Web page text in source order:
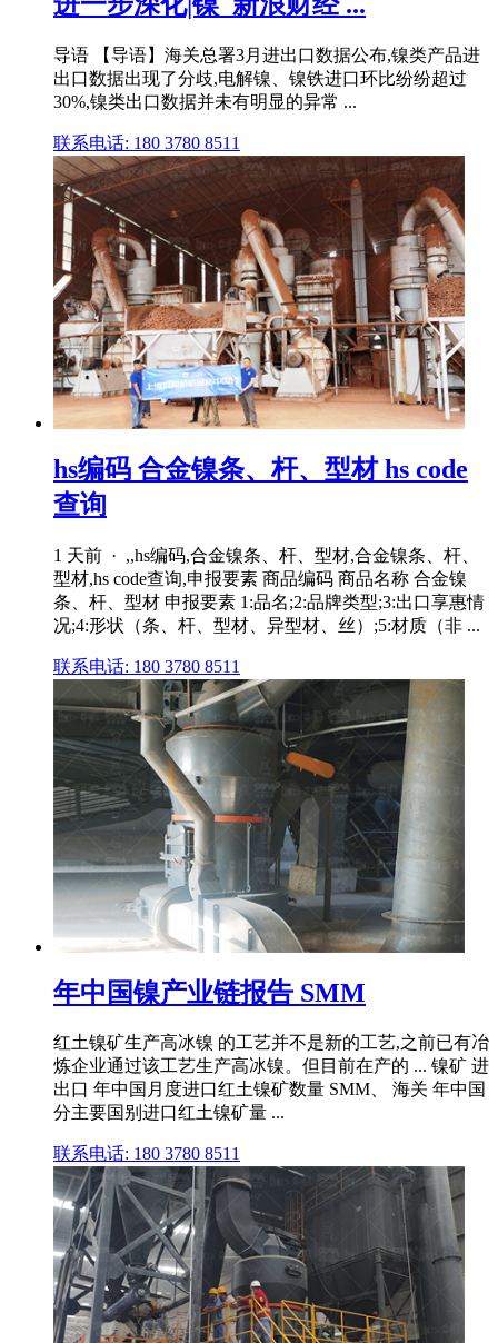
导语 【导语】海关总署3月进出口数据公布,镍类产品进
出口数据出现了分歧,电解镍、镍铁进口环比纷纷超过
30%,镍类出口数据并未有明显的异常 ...
联系电话: 180 3780 8511
hs编码 合金镍条、杆、型材 hs code
查询
1 天前 · ,,hs编码,合金镍条、杆、型材,合金镍条、杆、
型材,hs code查询,申报要素 商品编码 商品名称 合金镍
条、杆、型材 申报要素 1:品名;2:品牌类型;3:出口享惠情
况;4:形状（条、杆、型材、异型材、丝）;5:材质（非 ...
联系电话: 180 3780 8511
年中国镍产业链报告 SMM
红土镍矿生产高冰镍 的工艺并不是新的工艺,之前已有冶
炼企业通过该工艺生产高冰镍。但目前在产的 ... 镍矿 进
出口 年中国月度进口红土镍矿数量 SMM、 海关 年中国
分主要国别进口红土镍矿量 ...
联系电话: 180 3780 8511